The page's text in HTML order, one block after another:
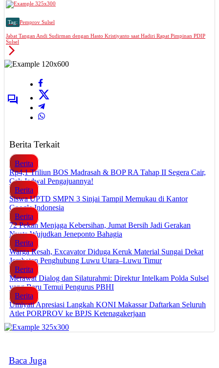
Tag: Pemprov Sulsel
Jabat Tangan Andi Sudirman dengan Hasto Kristiyanto saat Hadiri Rapat Pimpinan PDIP
Sulsel
Berita Terkait
Berita
Rp4,1 Triliun BOS Madrasah & BOP RA Tahap II Segera Cair,
Cek Jadwal Pengajuannya!
Berita
Siswa UPTD SMPN 3 Sinjai Tampil Memukau di Kantor
Google Indonesia
Berita
72 Pekan Menjaga Kebersihan, Jumat Bersih Jadi Gerakan
Nyata Wujudkan Jeneponto Bahagia
Berita
Warga Resah, Excavator Diduga Keruk Material Sungai Dekat
Jembatan Penghubung Luwu Utara–Luwu Timur
Berita
Merawat Dialog dan Silaturahmi: Direktur Intelkam Polda Sulsel
yang Baru Temui Pengurus PBHI
Berita
Umiyati Apresiasi Langkah KONI Makassar Daftarkan Seluruh
Atlet PORPROV ke BPJS Ketenagakerjaan
Baca Juga